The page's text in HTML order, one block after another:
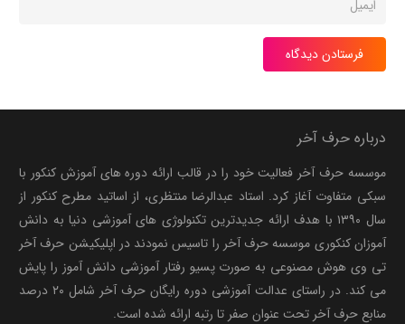
فرستادن دیدگاه
درباره حرف آخر
موسسه حرف آخر فعالیت خود را در قالب ارائه دوره های آموزش کنکور با
سبکی متفاوت آغاز کرد. استاد عبدالرضا منتظری، از اساتید مطرح کنکور از
سال ۱۳۹۰ با هدف ارائه جدیدترین تکنولوژی های آموزشی دنیا به دانش
آموزان کنکوری موسسه حرف آخر را تاسیس نمودند در اپلیکیشن حرف آخر
تی وی هوش مصنوعی به صورت پسیو رفتار آموزشی دانش آموز را پایش
می کند. در راستای عدالت آموزشی دوره رایگان حرف آخر شامل ۲۰ درصد
منابع حرف آخر تحت عنوان صفر تا رتبه ارائه شده است.